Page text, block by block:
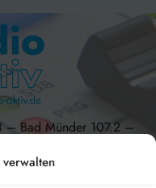
verwalten
– Bad Münder 107.2 –